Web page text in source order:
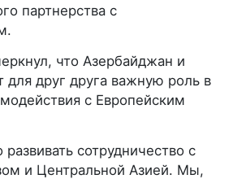
партнерства с
что Азербайджан и
для друг друга важную роль в
с Европейским
сотрудничество с
и Центральной Азией. Мы,